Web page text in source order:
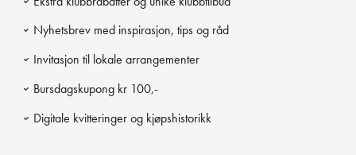
Nyhetsbrev med inspirasjon, tips og råd
Invitasjon til lokale arrangementer
Bursdagskupong kr 100,-
Digitale kvitteringer og kjøpshistorikk